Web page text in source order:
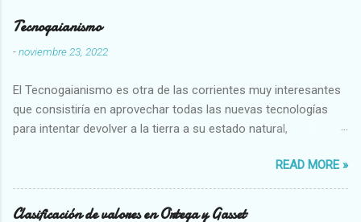
Tecnogaianismo
-noviembre 23, 2022
El Tecnogaianismo es otra de las corrientes muy interesantes
que consistiría en aprovechar todas las nuevas tecnologías
para intentar devolver a la tierra a su estado natural,
READ MORE »
Clasificación de valores en Ortega y Gasset